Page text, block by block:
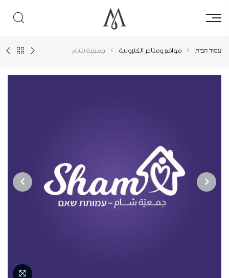
עמוד הבית مواقع ومتاجر الكترونية جمعية شام